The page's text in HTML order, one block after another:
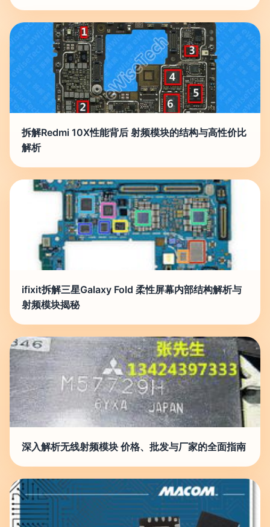
拆解Redmi 10X性能背后 射频模块的结构与高性价比
解析
ifixit拆解三星Galaxy Fold 柔性屏幕内部结构解析与
射频模块揭秘
深入解析无线射频模块 价格、批发与厂家的全面指南